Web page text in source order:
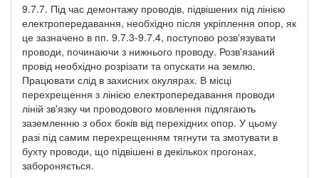
9.7.7. Під час демонтажу проводів, підвішених під лінією
електропередавання, необхідно після укріплення опор, як
це зазначено в пп. 9.7.3-9.7.4, поступово розв'язувати
проводи, починаючи з нижнього проводу. Розв'язаний
провід необхідно розрізати та опускати на землю.
Працювати слід в захисних окулярах. В місці
перехрещення з лінією електропередавання проводи
ліній зв'язку чи проводового мовлення підлягають
заземленню з обох боків від перехідних опор. У цьому
разі під самим перехрещенням тягнути та змотувати в
бухту проводи, що підвішені в декількох прогонах,
забороняється.